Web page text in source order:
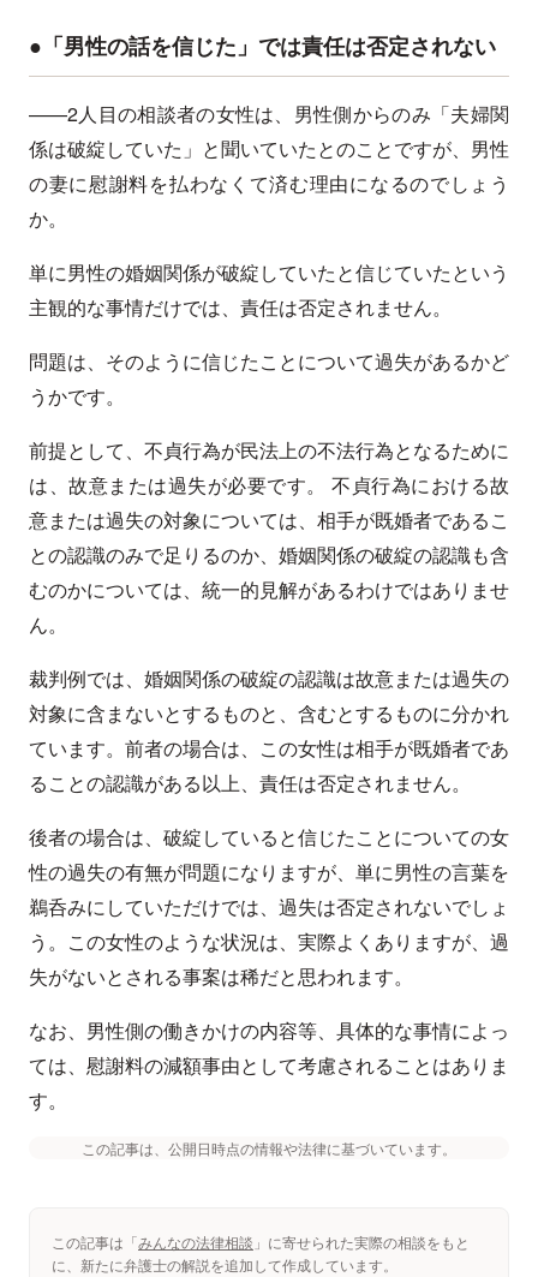
●「男性の話を信じた」では責任は否定されない
——2人目の相談者の女性は、男性側からのみ「夫婦関
係は破綻していた」と聞いていたとのことですが、男性
の妻に慰謝料を払わなくて済む理由になるのでしょう
か。
単に男性の婚姻関係が破綻していたと信じていたという
主観的な事情だけでは、責任は否定されません。
問題は、そのように信じたことについて過失があるかど
うかです。
前提として、不貞行為が民法上の不法行為となるために
は、故意または過失が必要です。 不貞行為における故
意または過失の対象については、相手が既婚者であるこ
との認識のみで足りるのか、婚姻関係の破綻の認識も含
むのかについては、統一的見解があるわけではありませ
ん。
裁判例では、婚姻関係の破綻の認識は故意または過失の
対象に含まないとするものと、含むとするものに分かれ
ています。前者の場合は、この女性は相手が既婚者であ
ることの認識がある以上、責任は否定されません。
後者の場合は、破綻していると信じたことについての女
性の過失の有無が問題になりますが、単に男性の言葉を
鵜呑みにしていただけでは、過失は否定されないでしょ
う。この女性のような状況は、実際よくありますが、過
失がないとされる事案は稀だと思われます。
なお、男性側の働きかけの内容等、具体的な事情によっ
ては、慰謝料の減額事由として考慮されることはありま
す。
この記事は、公開日時点の情報や法律に基づいています。
この記事は「みんなの法律相談 」に寄せられた実際の相談をもと
に、新たに弁護士の解説を追加して作成しています。